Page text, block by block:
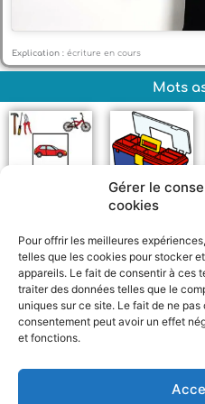
Gérer le
cookies
Pour offrir les meilleures
telles que les cookies pour stocker
appareils. Le fait de consentir à ces
traiter des données telles que le
uniques sur ce site. Le fait de ne
consentement peut avoir un effet
et fonctions.
Explication : écriture en cours
Mots
Boîte à outils
a
h